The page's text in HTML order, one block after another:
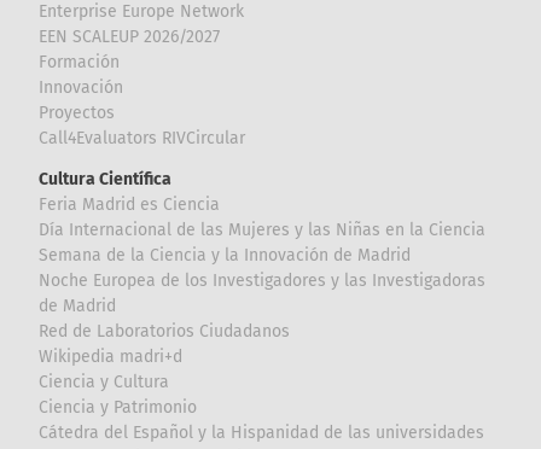
Enterprise Europe Network
EEN SCALEUP 2026/2027
Formación
Innovación
Proyectos
Call4Evaluators RIVCircular
Cultura Científica
Feria Madrid es Ciencia
Día Internacional de las Mujeres y las Niñas en la Ciencia
Semana de la Ciencia y la Innovación de Madrid
Noche Europea de los Investigadores y las Investigadoras
de Madrid
Red de Laboratorios Ciudadanos
Wikipedia madri+d
Ciencia y Cultura
Ciencia y Patrimonio
Cátedra del Español y la Hispanidad de las universidades